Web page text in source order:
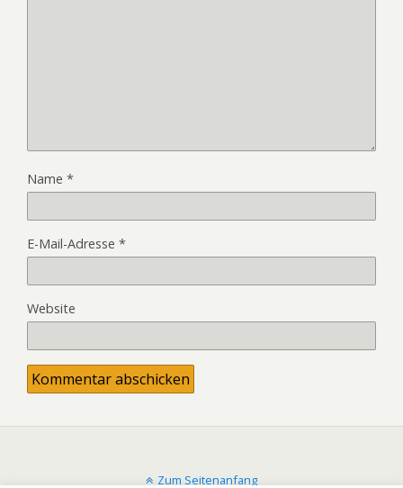
Name *
E-Mail-Adresse *
Website
Zum Seitenanfang